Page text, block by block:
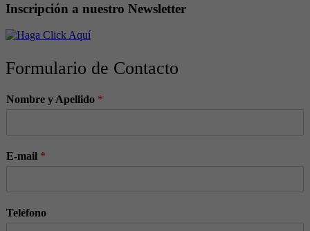
Inscripción a nuestro Newsletter
Formulario de Contacto
Nombre y Apellido *
E-mail *
Teléfono